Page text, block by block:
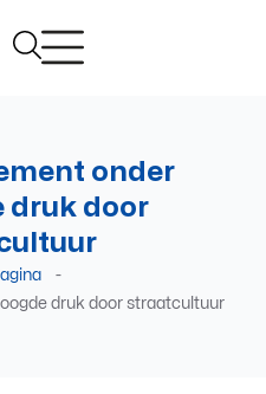
onder
druk door
-
druk door straatcultuur